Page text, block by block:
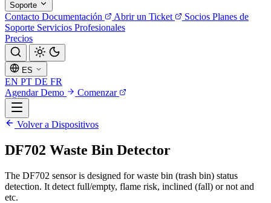
Soporte
Contacto Documentación Abrir un Ticket Socios Planes de
Soporte Servicios Profesionales
Precios
ES
EN PT DE FR
Agendar Demo
Comenzar
Volver a Dispositivos
DF702 Waste Bin Detector
The DF702 sensor is designed for waste bin (trash bin) status
detection. It detect full/empty, flame risk, inclined (fall) or not and
etc.